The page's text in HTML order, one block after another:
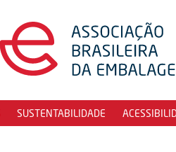
SUSTENTABILIDADE